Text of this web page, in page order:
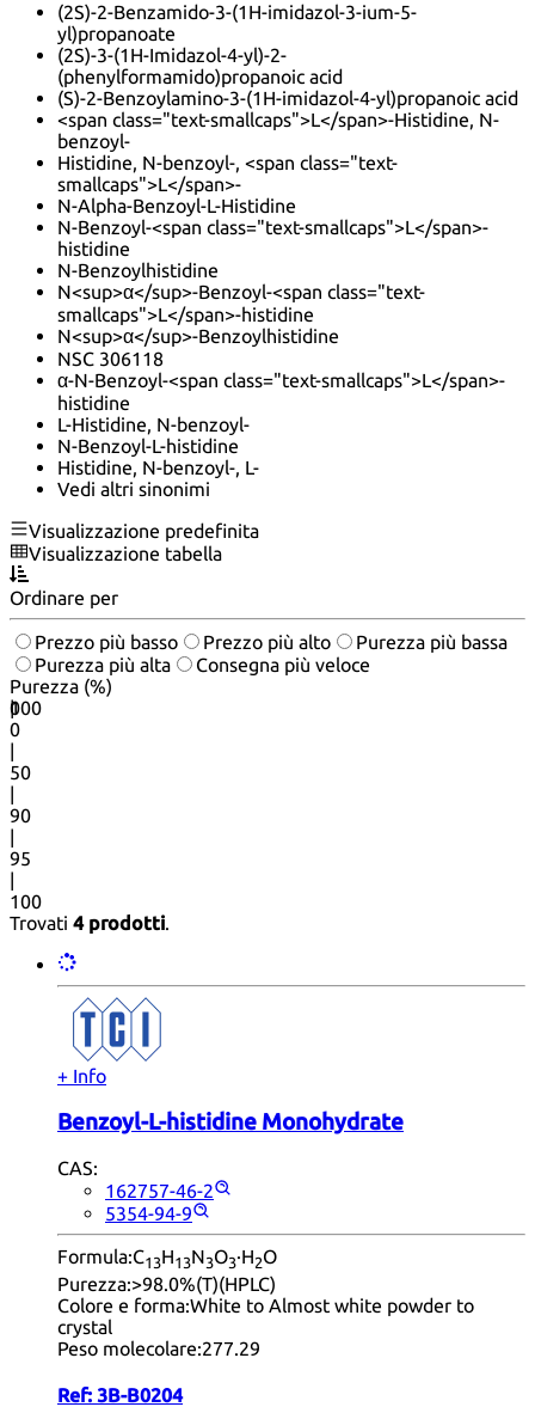
(2S)-2-Benzamido-3-(1H-imidazol-3-ium-5-
yl)propanoate
(2S)-3-(1H-Imidazol-4-yl)-2-
(phenylformamido)propanoic acid
(S)-2-Benzoylamino-3-(1H-imidazol-4-yl)propanoic acid
<span class="text-smallcaps">L</span>-Histidine, N-
benzoyl-
Histidine, N-benzoyl-, <span class="text-
smallcaps">L</span>-
N-Alpha-Benzoyl-L-Histidine
N-Benzoyl-<span class="text-smallcaps">L</span>-
histidine
N-Benzoylhistidine
N<sup>α</sup>-Benzoyl-<span class="text-
smallcaps">L</span>-histidine
N<sup>α</sup>-Benzoylhistidine
NSC 306118
α-N-Benzoyl-<span class="text-smallcaps">L</span>-
histidine
L-Histidine, N-benzoyl-
N-Benzoyl-L-histidine
Histidine, N-benzoyl-, L-
Vedi altri sinonimi
Visualizzazione predefinita
Visualizzazione tabella
Ordinare per
Prezzo più basso Prezzo più alto
Purezza più bassa
Purezza più alta
Consegna più veloce
Purezza (%)
0
100
|
0
|
50
|
90
|
95
|
100
Trovati 4 prodotti.
+ Info
Benzoyl-L-histidine Monohydrate
CAS:
162757-46-2
5354-94-9
Formula:C13H13N3O3·H2O
Purezza:>98.0%(T)(HPLC)
Colore e forma:White to Almost white powder to
crystal
Peso molecolare:277.29
Ref: 3B-B0204